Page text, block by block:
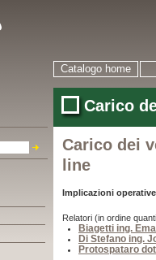
Catalogo home
Carico
Carico dei
line
Implicazioni
Relatori (in ordine
Biagetti ing.
Di Stefano ing.
Protospataro